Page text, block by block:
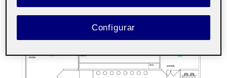
camarero vuelve a la barra, prepara las bebidas y las
lleva de nuevo al cliente.
Configurar